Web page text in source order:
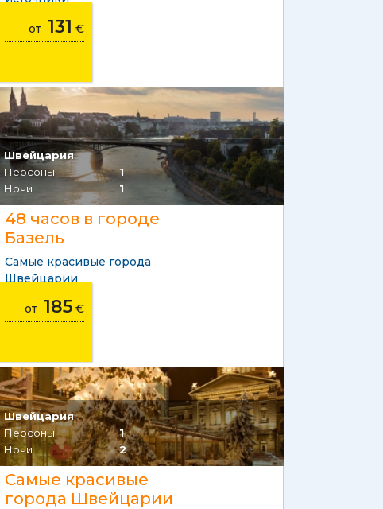
от 131 €
Швейцария
Персоны
1
Ночи
1
48 часов в городе
Базель
Самые красивые города
Швейцарии
от 185€
Швейцария
Персоны
1
Ночи
2
Самые красивые
города Швейцарии